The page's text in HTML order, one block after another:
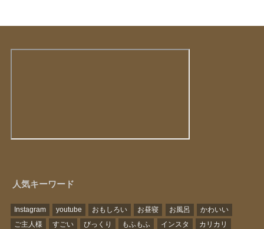
人気キーワード
Instagram youtube おもしろい お昼寝 お風呂
かわいい
ご主人様
すごい びっくり もふもふ インスタ
カリカリ